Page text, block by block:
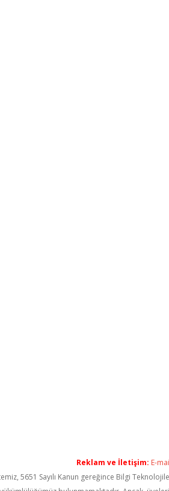
Reklam ve İletişim: E-
5651 Sayılı Kanun gereğince Bilgi